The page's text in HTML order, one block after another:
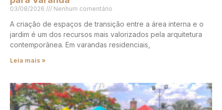
03/08/2026 Nenhum comentário
A criação de espaços de transição entre a área interna e o
jardim é um dos recursos mais valorizados pela arquitetura
contemporânea. Em varandas residenciais,
Leia mais »